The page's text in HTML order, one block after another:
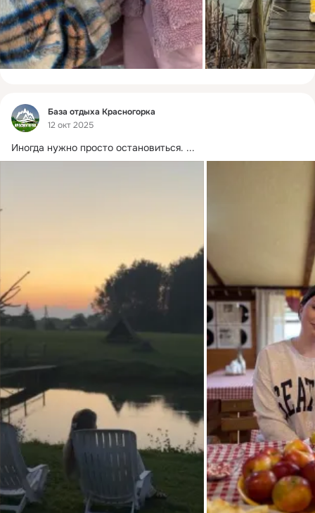
Фид
База отдыха Красногорка
12 окт 2025
Иногда нужно просто остановиться. ...